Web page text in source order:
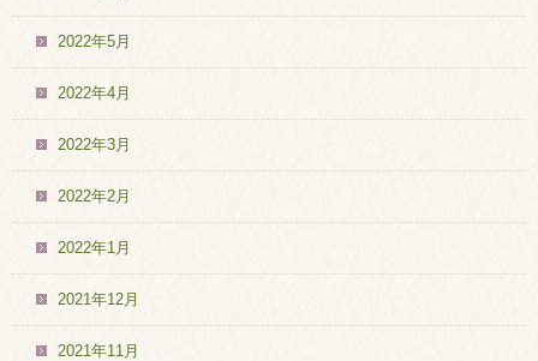
2022年5月
2022年4月
2022年3月
2022年2月
2022年1月
2021年12月
2021年11月